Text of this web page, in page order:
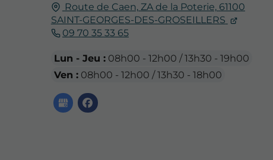
Route de Caen, ZA de la Poterie, 61100
SAINT-GEORGES-DES-GROSEILLERS
09 70 35 33 65
Lun - Jeu :08h00 - 12h00 / 13h30 - 19h00
Ven :08h00 - 12h00 / 13h30 - 18h00